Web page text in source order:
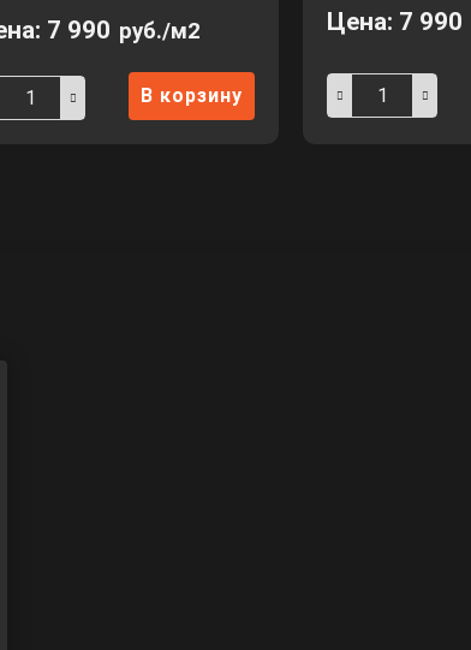
7 990 руб./м2
В корзину
Цена: 7 990